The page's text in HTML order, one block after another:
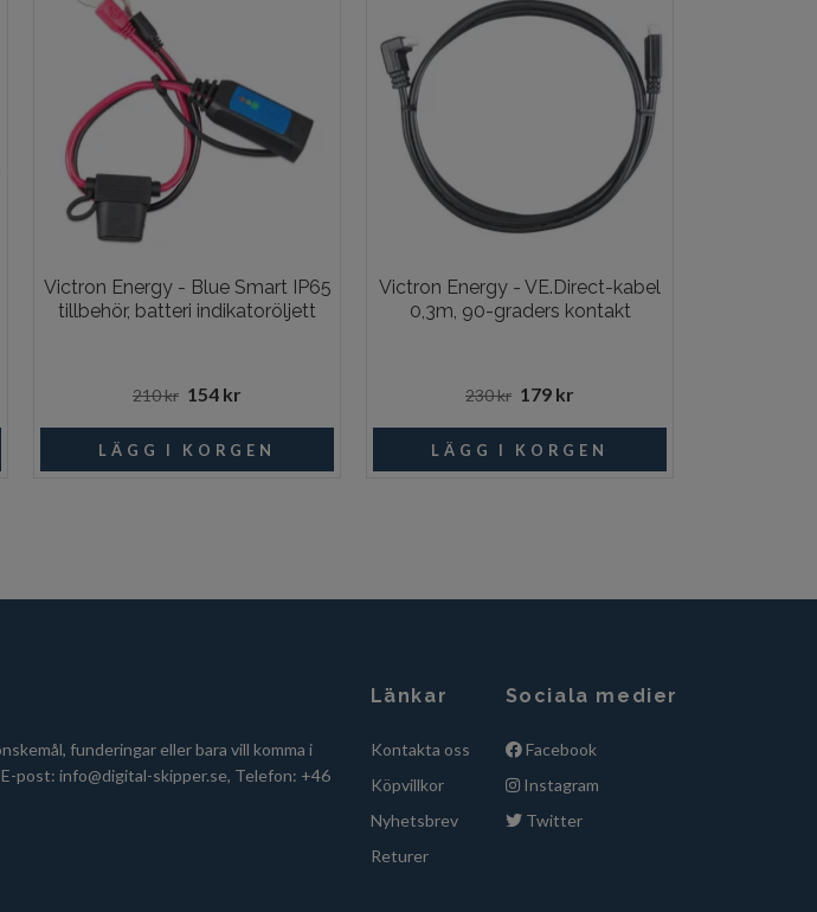
Victron Energy - Blue Smart IP65
tillbehör, batteri indikatoröljett
210 kr 154 kr
Victron Energy - VE.Direct-kabel
0,3m, 90-graders kontakt
230 kr 179 kr
funderingar eller bara vill komma i
post: info@digital-skipper.se, Telefon: +46
Länkar
Kontakta oss
Köpvillkor
Nyhetsbrev
Returer
Sociala medier
Facebook
Instagram
Twitter